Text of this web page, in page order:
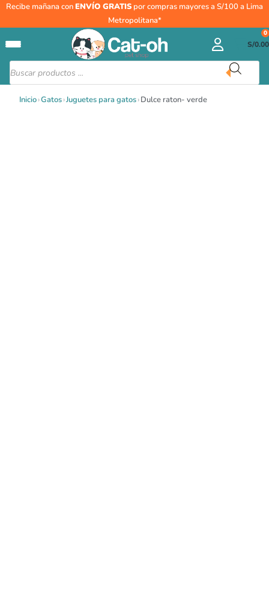
Recibe mañana conENVÍO GRATIS por compras mayores a S/100 a Lima
Metropolitana*
Búsqueda
de
productos
S/0.00
0
Inicio›Gatos›Juguetes para gatos›Dulce raton- verde